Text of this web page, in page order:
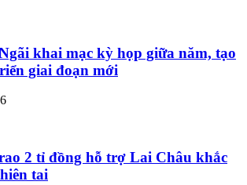
khai mạc kỳ họp giữa năm, tạo
giai đoạn mới
2 tỉ đồng hỗ trợ Lai Châu khắc
tai